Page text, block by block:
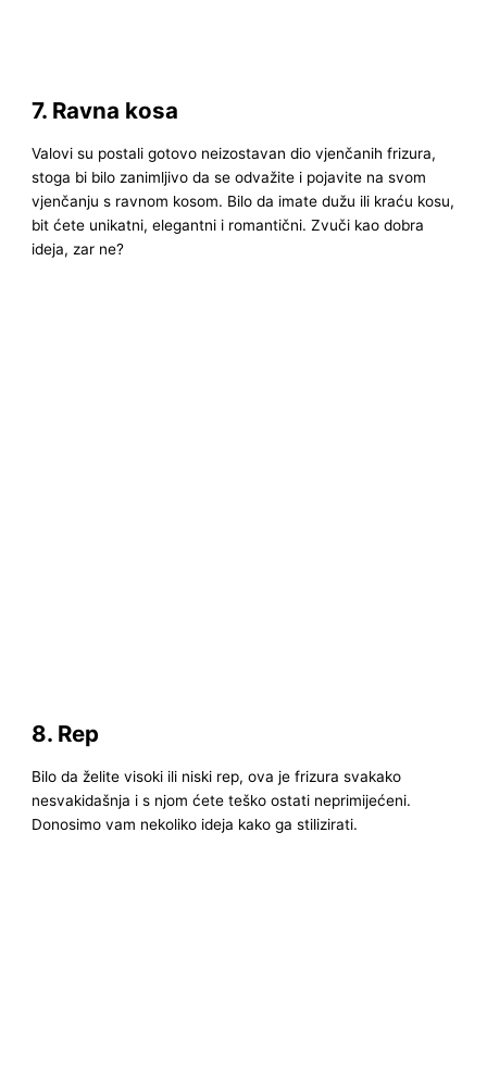
7. Ravna kosa
Valovi su postali gotovo neizostavan dio vjenčanih frizura,
stoga bi bilo zanimljivo da se odvažite i pojavite na svom
vjenčanju s ravnom kosom. Bilo da imate dužu ili kraću kosu,
bit ćete unikatni, elegantni i romantični. Zvuči kao dobra
ideja, zar ne?
8. Rep
Bilo da želite visoki ili niski rep, ova je frizura svakako
nesvakidašnja i s njom ćete teško ostati neprimijećeni.
Donosimo vam nekoliko ideja kako ga stilizirati.